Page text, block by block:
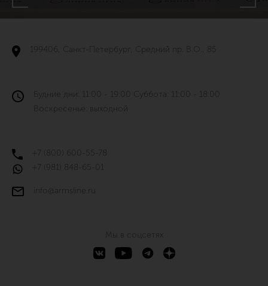
199406, Санкт-Петербург, Средний пр. В.О., 85
Будние дни: 11:00 - 19:00 Суббота: 11:00 - 18:00
Воскресенье: выходной
+7 (800) 600-55-78
+7 (981) 848-65-01
info@armsline.ru
Мы в соцсетях